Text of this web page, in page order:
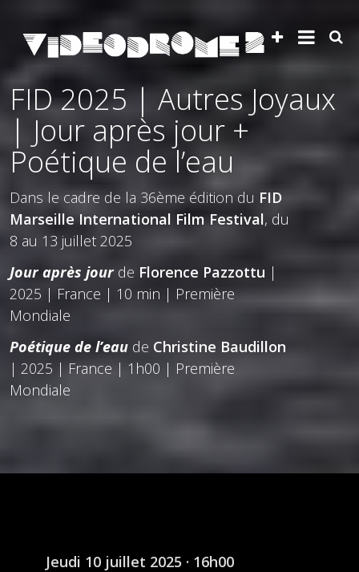
FID 2025 | Autres Joyaux
| Jour après jour +
Poétique de l’eau
Dans le cadre de la 36ème édition du FID
Marseille International Film Festival, du
8 au 13 juillet 2025
Jour après jourde Florence Pazzottu |
2025 | France | 10 min | Première
Mondiale
Poétique de l’eau de Christine Baudillon
| 2025 | France | 1h00 | Première
Mondiale
Jeudi 10 juillet 2025 · 16h00